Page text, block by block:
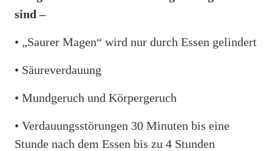
sind –
• „Saurer Magen“ wird nur durch Essen gelindert
• Säureverdauung
• Mundgeruch und Körpergeruch
• Verdauungsstörungen 30 Minuten bis eine
Stunde nach dem Essen bis zu 4 Stunden